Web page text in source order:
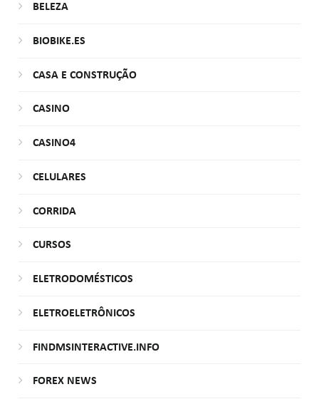
BELEZA
BIOBIKE.ES
CASA E CONSTRUÇÃO
CASINO
CASINO4
CELULARES
CORRIDA
CURSOS
ELETRODOMÉSTICOS
ELETROELETRÔNICOS
FINDMSINTERACTIVE.INFO
FOREX NEWS